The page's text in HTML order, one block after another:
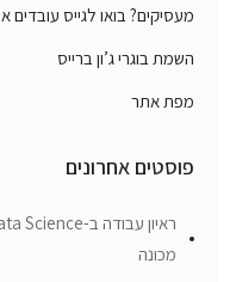
מעסיקים? בואו לגייס עובדים
השמת בוגרי ג’ון ברייס
מפת אתר
פוסטים אחרונים
מכונה